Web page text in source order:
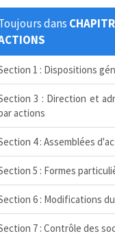
dans
1 : Dispositions
3 : Direction et
actions
4 : Assemblées
5 : Formes
6 : Modifications
7 : Contrôle des